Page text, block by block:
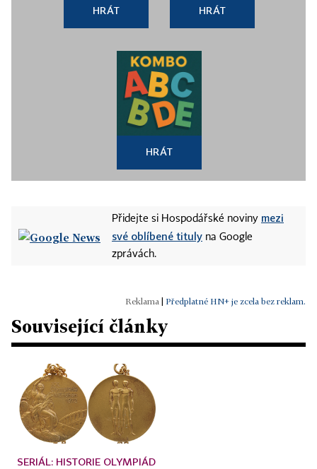
HRÁT HRÁT
HRÁT
Přidejte si Hospodářské noviny mezi
své oblíbené tituly na Google
zprávách.
Předplatné HN+ je zcela bez reklam.
Související články
SERIÁL: HISTORIE OLYMPIÁD